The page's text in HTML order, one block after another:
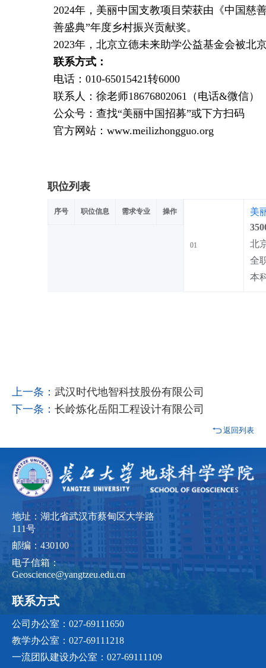
2024年，美丽中国支教项目荣获由《中国慈
善盛典”年度乡村振兴贡献奖。
2023年，北京立德未来助学公益基金会被北
联系方式：
电话：010-65015421转6000
联系人：徐老师18676802061（电话&微信）
公众号：查找“美丽中国招募”或下方扫码
官方网站：www.meilizhongguo.org
职位列表
序号 职位信息 需求专业 操作
01
美
北
全
本
上一条： 武汉时代地智科技股份有限公司
下一条： 长岭炼化岳阳工程设计有限公司
返回列表
地址：湖北省武汉市蔡甸区大学路
111号
邮编：430100
电子信箱：
Geoscience@yangtzeu.edu.cn
联系方式
公司办公室：027-69111650
教学办公室：027-69111218
一流团队建设办公室：027-69111109